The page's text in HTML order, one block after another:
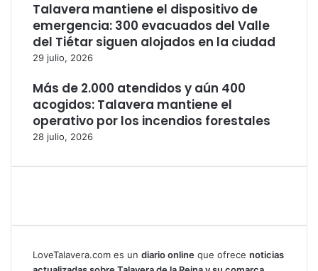
Talavera mantiene el dispositivo de
emergencia: 300 evacuados del Valle
del Tiétar siguen alojados en la ciudad
29 julio, 2026
Más de 2.000 atendidos y aún 400
acogidos: Talavera mantiene el
operativo por los incendios forestales
28 julio, 2026
LoveTalavera.com es un diario online que ofrece noticias